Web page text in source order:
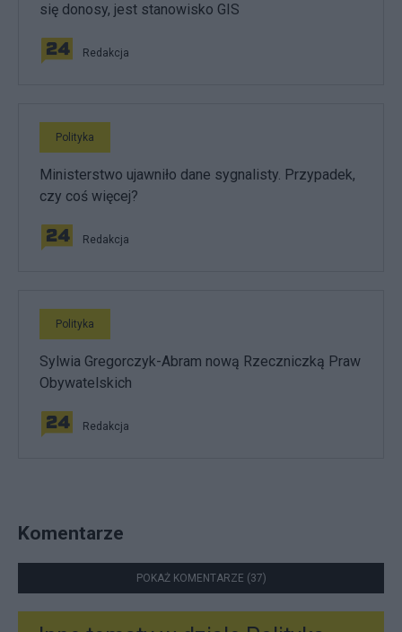
się donosy, jest stanowisko GIS
Redakcja
Polityka
Ministerstwo ujawniło dane sygnalisty. Przypadek,
czy coś więcej?
Redakcja
Polityka
Sylwia Gregorczyk-Abram nową Rzeczniczką Praw
Obywatelskich
Redakcja
Komentarze
POKAŻ KOMENTARZE (37)